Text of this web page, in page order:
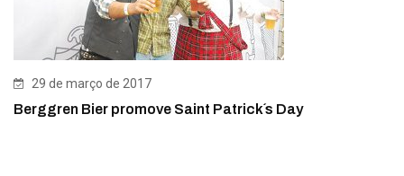
29 de março de 2017
Berggren Bier promove Saint Patrick´s Day